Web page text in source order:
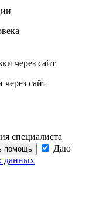
сайт
специалиста
помощь
Даю
данных